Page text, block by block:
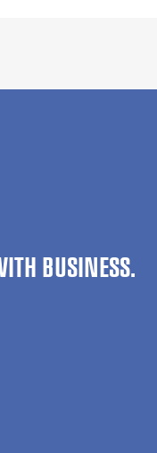
BUSINESS.